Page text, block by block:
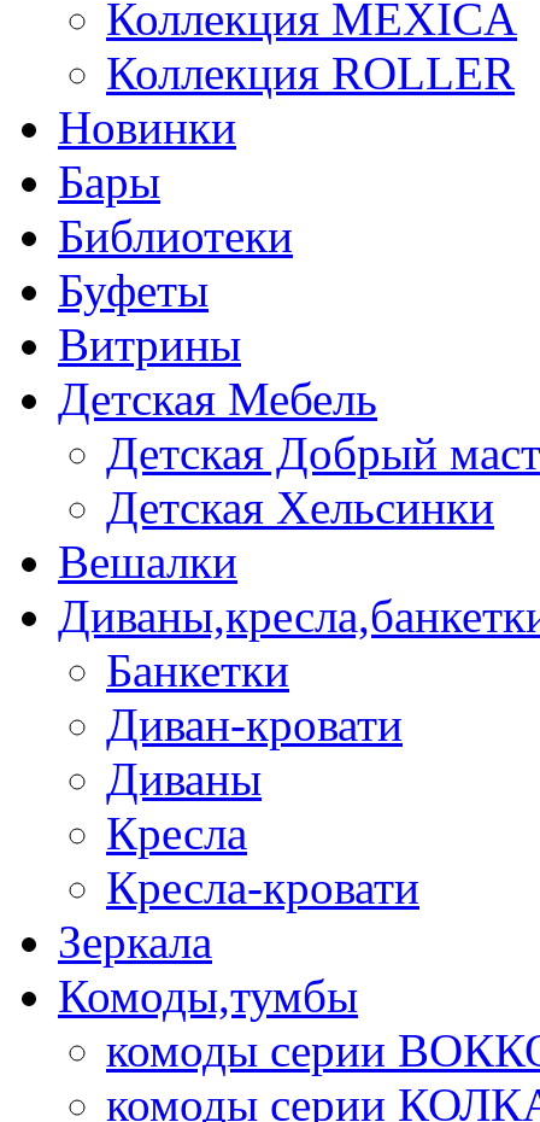
Коллекция MEXICA
Коллекция ROLLER
Новинки
Бары
Библиотеки
Буфеты
Витрины
Детская Мебель
Детская Добрый
Детская Хельсинки
Вешалки
Банкетки
Диван-кровати
Диваны
Кресла
Кресла-кровати
Зеркала
Комоды,тумбы
комоды серии
комоды серии